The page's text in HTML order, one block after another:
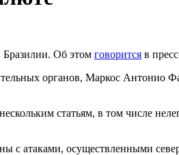
Об этом говорится в
органов, Маркос Антонио
статьям, в том числе
с атаками, осуществленными